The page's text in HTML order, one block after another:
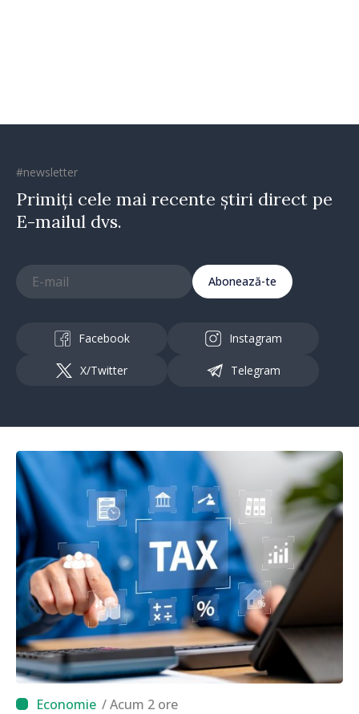
#newsletter
Primiți cele mai recente știri direct pe
E-mailul dvs.
Abonează-te
Facebook Instagram
X/Twitter Telegram
/ Acum 2 ore